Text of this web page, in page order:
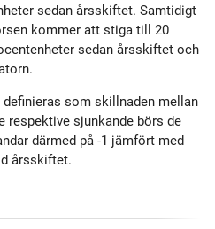
sedan årsskiftet. Samtidigt
kommer att stiga till 20
sedan årsskiftet och
som skillnaden mellan
respektive sjunkande börs de
därmed på -1 jämfört med
årsskiftet.